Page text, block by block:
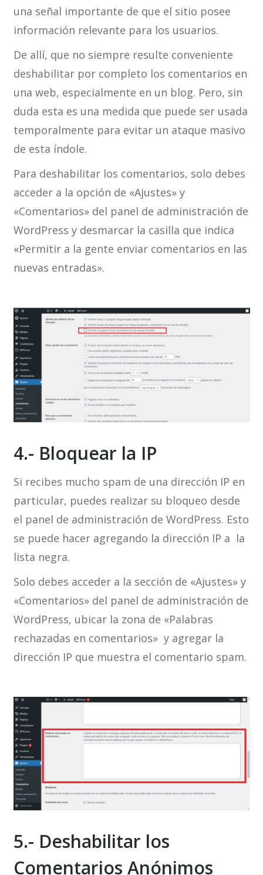
una señal importante de que el sitio posee
información relevante para los usuarios.
De allí, que no siempre resulte conveniente
deshabilitar por completo los comentarios en
una web, especialmente en un blog. Pero, sin
duda esta es una medida que puede ser usada
temporalmente para evitar un ataque masivo
de esta índole.
Para deshabilitar los comentarios, solo debes
acceder a la opción de «Ajustes» y
«Comentarios» del panel de administración de
WordPress y desmarcar la casilla que indica
«Permitir a la gente enviar comentarios en las
nuevas entradas».
4.- Bloquear la IP
Si recibes mucho spam de una dirección IP en
particular, puedes realizar su bloqueo desde
el panel de administración de WordPress. Esto
se puede hacer agregando la dirección IP a la
lista negra.
Solo debes acceder a la sección de «Ajustes» y
«Comentarios» del panel de administración de
WordPress, ubicar la zona de «Palabras
rechazadas en comentarios» y agregar la
dirección IP que muestra el comentario spam.
5.- Deshabilitar los
Comentarios Anónimos